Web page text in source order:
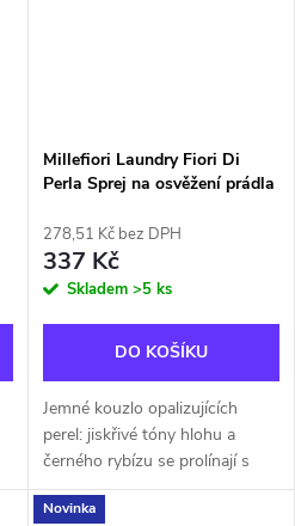
Millefiori Laundry Fiori Di
Perla Sprej na osvěžení prádla
278,51 Kč bez DPH
337 Kč
Skladem >5 ks
DO KOŠÍKU
Jemné kouzlo opalizujících
perel: jiskřivé tóny hlohu a
černého rybízu se prolínají s
kyticí jasmínu, damašské růže a
fi alky, zatímco jemné akcenty
Novinka